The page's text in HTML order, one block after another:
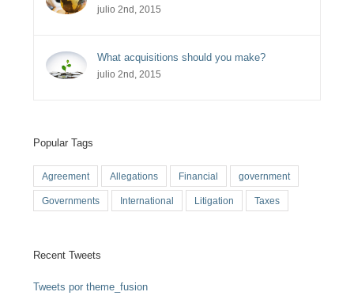
julio 2nd, 2015
What acquisitions should you make?
julio 2nd, 2015
Popular Tags
Agreement Allegations Financial government
Governments International Litigation Taxes
Recent Tweets
Tweets por theme_fusion